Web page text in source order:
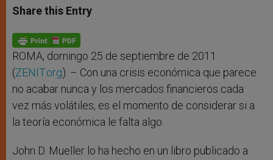
t
s
p
p
s
e
g
e
r
e
b
o
k
Share this Entry
ROMA, domingo 25 de septiembre de 2011
(ZENIT.org). – Con una crisis económica que parece
no acabar nunca y los mercados financieros cada
vez más volátiles, es el momento de considerar si a
la teoría económica le falta algo.
John D. Mueller lo ha hecho en un libro publicado a